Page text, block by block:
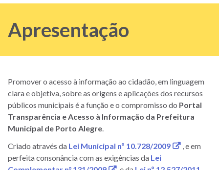
Apresentação
Promover o acesso à informação ao cidadão, em linguagem
clara e objetiva, sobre as origens e aplicações dos recursos
públicos municipais é a função e o compromisso do Portal
Transparência e Acesso à Informação da Prefeitura
Municipal de Porto Alegre.
Criado através da Lei Municipal nº 10.728/2009(link , e em
perfeita consonância com as exigências da Lei